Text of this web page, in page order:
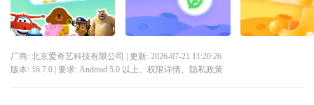
厂商: 北京爱奇艺科技有限公司 | 更新: 2026-07-21 11:20:26
版本: 16.7.0| 要求: Android 5.0 以上、 权限详情、 隐私政策